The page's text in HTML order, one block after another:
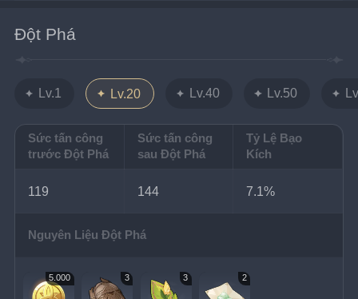
Đột Phá
Lv.1 Lv.20 Lv.40 Lv.50
Sức tấn công
trước Đột Phá
Sức tấn công
sau Đột Phá
Tỷ Lệ Bạo
Kích
119 144 7.1%
Nguyên Liệu Đột Phá
5.000 3 3 2